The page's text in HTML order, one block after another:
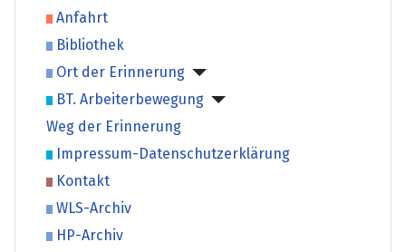
Anfahrt
Bibliothek
Ort der Erinnerung
BT. Arbeiterbewegung
Weg der Erinnerung
Impressum-Datenschutzerklärung
Kontakt
WLS-Archiv
HP-Archiv